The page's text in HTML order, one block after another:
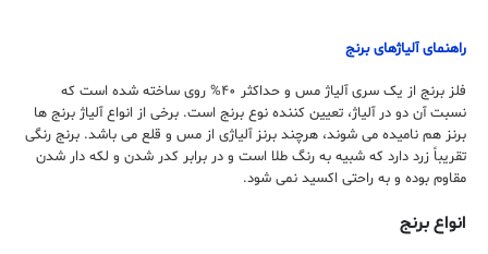
راهنمای آلیاژهای برنج
فلز برنج از یک سری آلیاژ مس و حداکثر ۴۰% روی ساخته شده است که
نسبت آن‌ دو در آلیاژ، تعیین کننده نوع برنج است. برخی از انواع آلیاژ برنج ها
برنز هم نامیده می شوند، هرچند برنز آلیاژی از مس و قلع می باشد. برنج رنگی
تقریباً زرد دارد که شبیه به رنگ طلا است و در برابر کدر شدن و لکه دار شدن
مقاوم بوده و به راحتی اکسید نمی شود.
انواع برنج